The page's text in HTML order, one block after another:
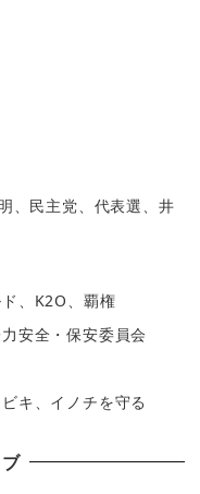
、民主党、代表選、井
、K2O、覇権
安全・保安委員会
キ、イノチを守る